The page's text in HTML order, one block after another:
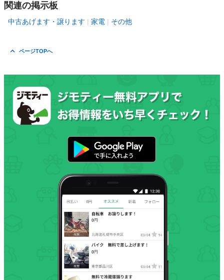
関連の掲示板
中古あげます・譲ります 家電 その他
ページTOPへ